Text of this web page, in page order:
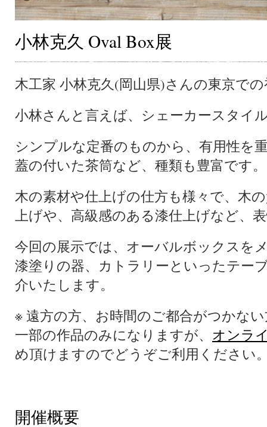
小林克久 Oval Box展
木工家 小林克久(岡山県)さんの東京で
小林さんと言えば、シェーカースタイ
シンプルな定番のものから、有用性を
蓋の付いた茶筒など、種類も豊富です。
木の素材や仕上げの仕方も様々で、木
上げや、高級感のある漆仕上げなど、
今回の展示では、オーバルボックスを
漆塗りの器、カトラリーといったテー
介いたします。
※ 遠方の方、お時間のご都合がつかな
一部の作品のみになりますが、 オンラ
め頂けますのでどうぞご利用ください
開催概要